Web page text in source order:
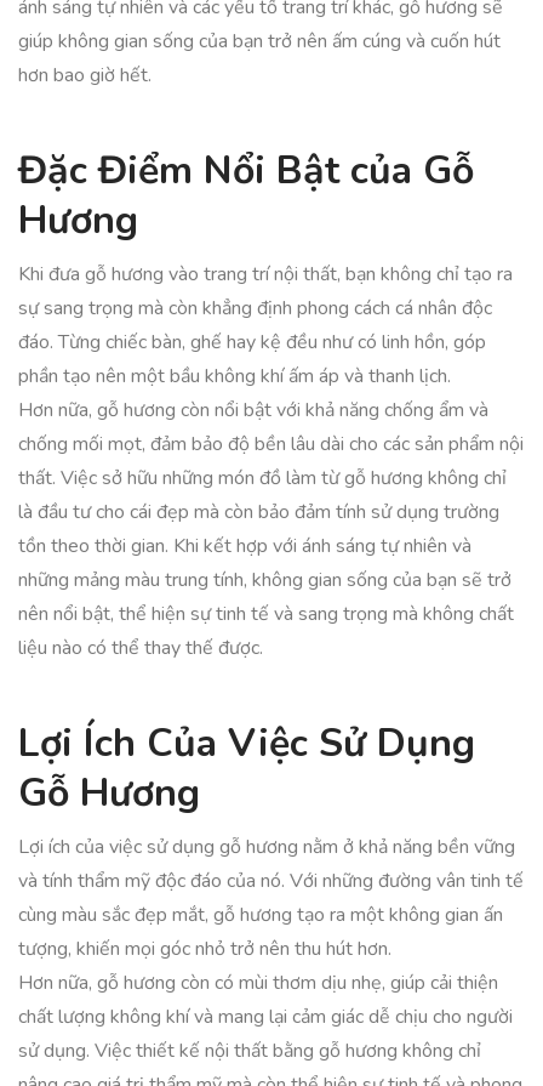
ánh sáng tự nhiên và các yếu tố trang trí khác, gỗ hương sẽ
giúp không gian sống của bạn trở nên ấm cúng và cuốn hút
hơn bao giờ hết.
Đặc Điểm Nổi Bật của Gỗ
Hương
Khi đưa gỗ hương vào trang trí nội thất, bạn không chỉ tạo ra
sự sang trọng mà còn khẳng định phong cách cá nhân độc
đáo. Từng chiếc bàn, ghế hay kệ đều như có linh hồn, góp
phần tạo nên một bầu không khí ấm áp và thanh lịch.
Hơn nữa, gỗ hương còn nổi bật với khả năng chống ẩm và
chống mối mọt, đảm bảo độ bền lâu dài cho các sản phẩm nội
thất. Việc sở hữu những món đồ làm từ gỗ hương không chỉ
là đầu tư cho cái đẹp mà còn bảo đảm tính sử dụng trường
tồn theo thời gian. Khi kết hợp với ánh sáng tự nhiên và
những mảng màu trung tính, không gian sống của bạn sẽ trở
nên nổi bật, thể hiện sự tinh tế và sang trọng mà không chất
liệu nào có thể thay thế được.
Lợi Ích Của Việc Sử Dụng
Gỗ Hương
Lợi ích của việc sử dụng gỗ hương nằm ở khả năng bền vững
và tính thẩm mỹ độc đáo của nó. Với những đường vân tinh tế
cùng màu sắc đẹp mắt, gỗ hương tạo ra một không gian ấn
tượng, khiến mọi góc nhỏ trở nên thu hút hơn.
Hơn nữa, gỗ hương còn có mùi thơm dịu nhẹ, giúp cải thiện
chất lượng không khí và mang lại cảm giác dễ chịu cho người
sử dụng. Việc thiết kế nội thất bằng gỗ hương không chỉ